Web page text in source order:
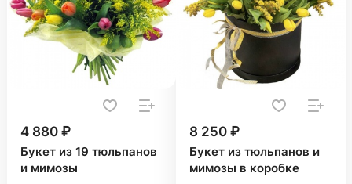
4 880 ₽
Букет из 19 тюльпанов
и мимозы
8 250 ₽
Букет из тюльпанов и
мимозы в коробке